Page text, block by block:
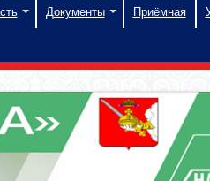
Документы Приёмная